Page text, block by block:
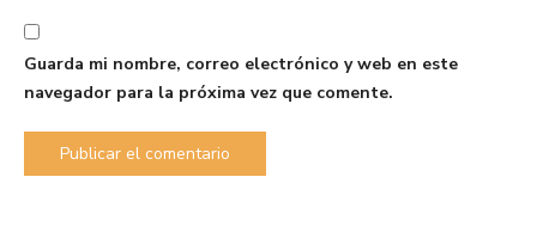
Guarda mi nombre, correo electrónico y web en este
navegador para la próxima vez que comente.